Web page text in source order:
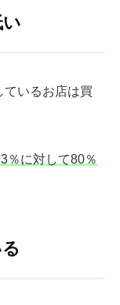
ているお店は買
％に対して80％